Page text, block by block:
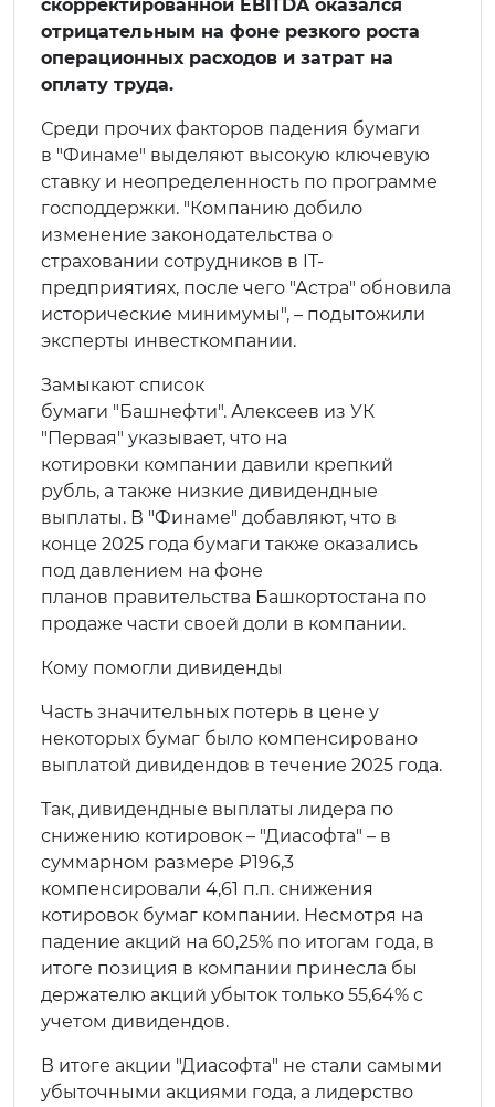
скорректированной EBITDA оказался
отрицательным на фоне резкого роста
операционных расходов и затрат на
оплату труда.
Среди прочих факторов падения бумаги
в "Финаме" выделяют высокую ключевую
ставку и неопределенность по программе
господдержки. "Компанию добило
изменение законодательства о
страховании сотрудников в IT-
предприятиях, после чего "Астра" обновила
исторические минимумы", – подытожили
эксперты инвесткомпании.
Замыкают список
бумаги "Башнефти". Алексеев из УК
"Первая" указывает, что на
котировки компании давили крепкий
рубль, а также низкие дивидендные
выплаты. В "Финаме" добавляют, что в
конце 2025 года бумаги также оказались
под давлением на фоне
планов правительства Башкортостана по
продаже части своей доли в компании.
Кому помогли дивиденды
Часть значительных потерь в цене у
некоторых бумаг было компенсировано
выплатой дивидендов в течение 2025 года.
Так, дивидендные выплаты лидера по
снижению котировок – "Диасофта" – в
суммарном размере ₽196,3
компенсировали 4,61 п.п. снижения
котировок бумаг компании. Несмотря на
падение акций на 60,25% по итогам года, в
итоге позиция в компании принесла бы
держателю акций убыток только 55,64% с
учетом дивидендов.
В итоге акции "Диасофта" не стали самыми
убыточными акциями года, а лидерство